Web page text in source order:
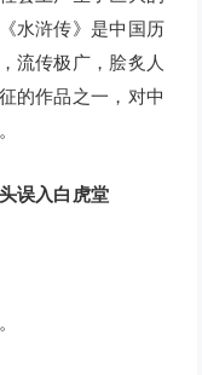
水浒传》是中国历
流传极广，脍炙人
的作品之一，对中
误入白虎堂